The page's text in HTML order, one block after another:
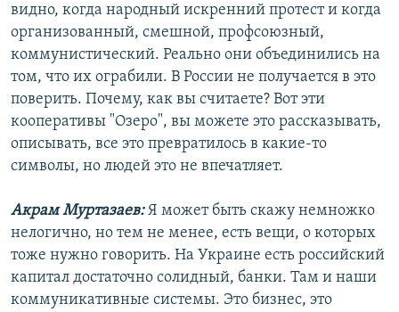
видно, когда народный искренний протест и когда
организованный, смешной, профсоюзный,
коммунистический. Реально они объединились на
том, что их ограбили. В России не получается в это
поверить. Почему, как вы считаете? Вот эти
кооперативы "Озеро", вы можете это рассказывать,
описывать, все это превратилось в какие-то
символы, но людей это не впечатляет.
Акрам Муртазаев:Я может быть скажу немножко
нелогично, но тем не менее, есть вещи, о которых
тоже нужно говорить. На Украине есть российский
капитал достаточно солидный, банки. Там и наши
коммуникативные системы. Это бизнес, это